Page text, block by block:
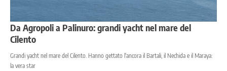
Da Agropoli a Palinuro: grandi yacht nel mare del
Cilento
Grandi yacht nel mare del Cilento. Hanno gettato l'ancora il Bartali, il Nechida e il Maraya:
la vera star